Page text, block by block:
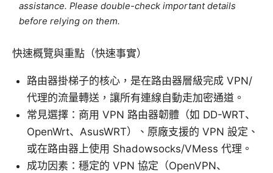
assistance. Please double-check important details
before relying on them.
快速概覽與重點（快速事實）
路由器掛梯子的核心，是在路由器層級完成 VPN/
代理的流量轉送，讓所有連線自動走加密通道。
常見選擇：商用 VPN 路由器韌體（如 DD-WRT、
OpenWrt、AsusWRT）、原廠支援的 VPN 設定、
或在路由器上使用 Shadowsocks/VMess 代理。
成功因素：穩定的 VPN 協定（OpenVPN、